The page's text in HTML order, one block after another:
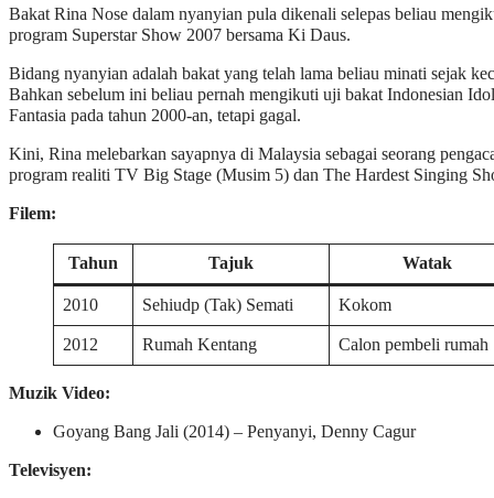
Bakat Rina Nose dalam nyanyian pula dikenali selepas beliau
program Superstar Show 2007 bersama Ki Daus.
Bidang nyanyian adalah bakat yang telah lama beliau minati sejak
Bahkan sebelum ini beliau pernah mengikuti uji bakat Indonesian
Fantasia pada tahun 2000-an, tetapi gagal.
Kini, Rina melebarkan sayapnya di Malaysia sebagai seorang
program realiti TV Big Stage (Musim 5) dan The Hardest Singing
Filem:
Tahun Tajuk Watak
2010 Sehiudp (Tak) Semati
Kokom
2012
Rumah Kentang Calon pembeli rumah
Muzik Video:
Goyang Bang Jali (2014) – Penyanyi, Denny Cagur
Televisyen: